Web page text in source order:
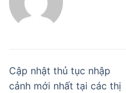
Cập nhật thủ tục nhập
cảnh mới nhất tại các thị